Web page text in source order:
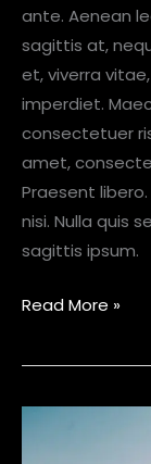
ante. Aenean
sagittis at,
et, viverra
imperdiet.
consectetuer
amet,
Praesent
nisi. Nulla quis
sagittis ipsum.
Read More »